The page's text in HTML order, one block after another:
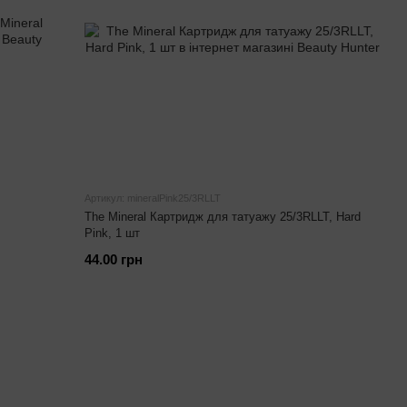
Артикул: mineralPink25/3RLLT
The Mineral Картридж для татуажу 25/3RLLT, Hard
Pink, 1 шт
44.00 грн